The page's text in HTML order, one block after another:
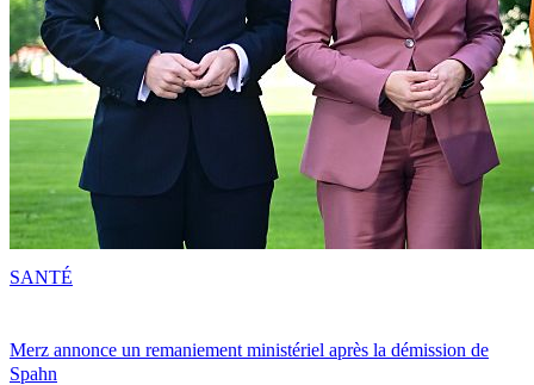
Merz annonce un remaniement ministériel après la démission de
Spahn
SANTÉ